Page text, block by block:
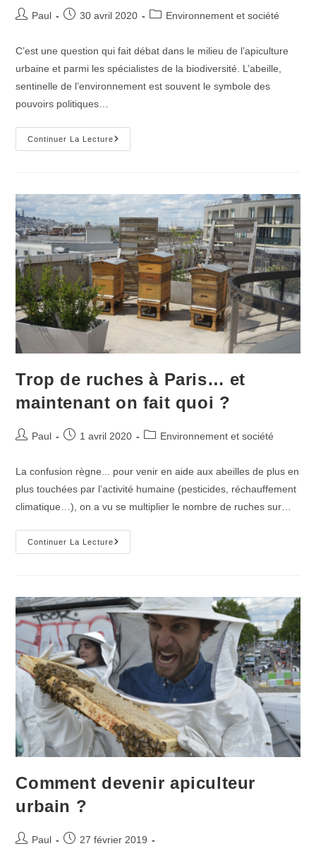
Auteur/autrice
publication :
Paul
Publication
30 avril 2020
PostEnvironnement et société
C’est une question qui fait débat dans le milieu de l’apiculture
urbaine et parmi les spécialistes de la biodiversité. L’abeille,
sentinelle de l’environnement est souvent le symbole des
pouvoirs politiques…
Continuer La LectureInstaller
Des
Ce
Encore
Une
Bonne
Idée
?
Trop de ruches à Paris… et
maintenant on fait quoi ?
Auteur/autrice
Paul
Publication
1 avril 2020
PostEnvironnement et société
La confusion règne... pour venir en aide aux abeilles de plus en
plus touchées par l’activité humaine (pesticides, réchauffement
climatique…), on a vu se multiplier le nombre de ruches sur…
Continuer La LectureTrop
De
Maintenant
On
Fait
Quoi
?
Comment devenir apiculteur
urbain ?
Auteur/autrice
Paul Publication
27 février 2019